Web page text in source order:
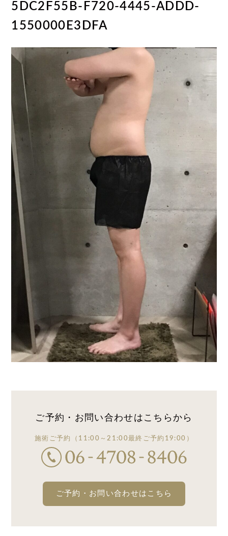
5DC2F55B-F720-4445-ADDD-
1550000E3DFA
ご予約・お問い合わせはこちらから
施術ご予約 （11:00～21:00最終ご予約19:00）
ご予約・お問い合わせはこちら